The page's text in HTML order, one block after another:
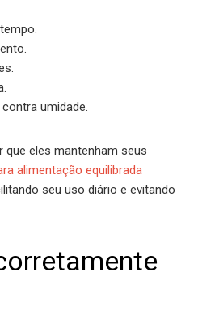
umidade.
que eles mantenham seus
alimentação equilibrada
seu uso diário e evitando